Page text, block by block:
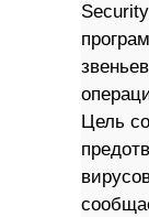
Цель